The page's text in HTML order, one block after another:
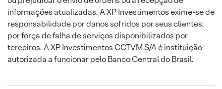
informações atualizadas. A XP Investimentos exime-se de
responsabilidade por danos sofridos por seus clientes,
por força de falha de serviços disponibilizados por
terceiros. A XP Investimentos CCTVM S/A é instituição
autorizada a funcionar pelo Banco Central do Brasil.